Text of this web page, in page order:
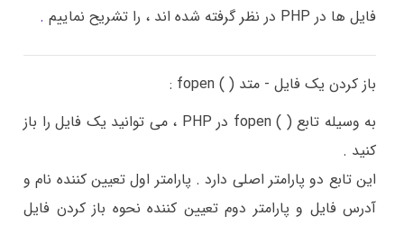
فایل ها در PHP در نظر گرفته شده اند ، را تشریح نماییم
.
باز کردن یک فایل - متد ( ) fopen :
به وسیله تابع ( ) fopen در PHP ، می توانید یک فایل را باز
کنید .
این تابع دو پارامتر اصلی دارد . پارامتر اول تعیین کننده نام و
آدرس فایل و پارامتر دوم تعیین کننده نحوه باز کردن فایل